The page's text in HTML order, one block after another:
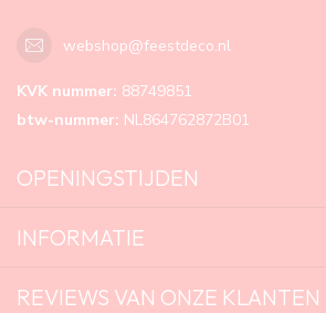
webshop@feestdeco.nl
KVK nummer: 88749851
btw-nummer: NL864762872B01
OPENINGSTIJDEN
INFORMATIE
REVIEWS VAN ONZE KLANTEN